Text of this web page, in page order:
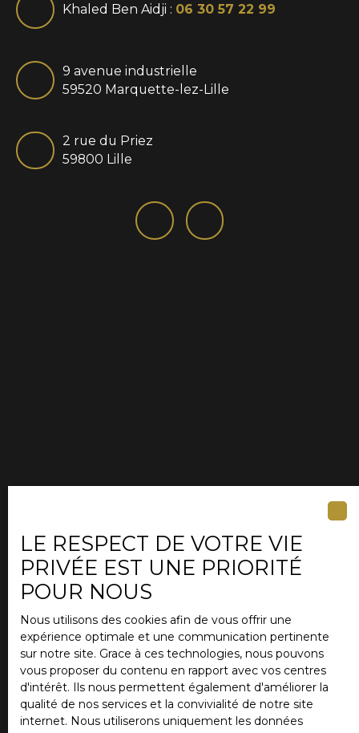
Khaled Ben Aidji : 06 30 57 22 99
9 avenue industrielle
59520 Marquette-lez-Lille
2 rue du Priez
59800 Lille
LE RESPECT DE VOTRE VIE
PRIVÉE EST UNE PRIORITÉ
POUR NOUS
Nous utilisons des cookies afin de vous offrir une
expérience optimale et une communication pertinente
sur notre site. Grace à ces technologies, nous pouvons
vous proposer du contenu en rapport avec vos centres
d'intérêt. Ils nous permettent également d'améliorer la
qualité de nos services et la convivialité de notre site
internet. Nous utiliserons uniquement les données